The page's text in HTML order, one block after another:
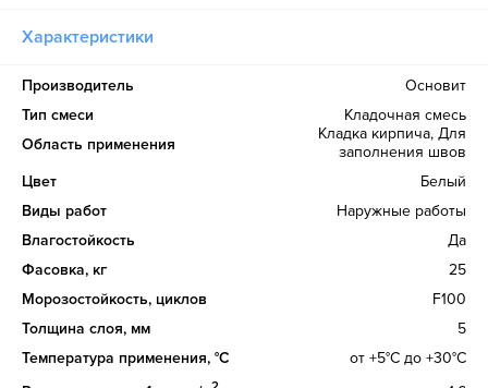
Характеристики
Производитель
Основит
Тип смеси
Кладочная смесь
Область применения
Кладка кирпича, Для
заполнения швов
Цвет
Белый
Виды работ
Наружные работы
Влагостойкость
Да
Фасовка, кг
25
Морозостойкость, циклов
F100
Толщина слоя, мм
5
Температура применения, °C
от +5°С до +30°С